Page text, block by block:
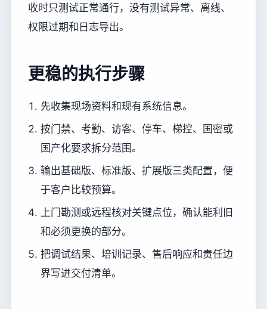
收时只测试正常通行，没有测试异常、离线、
权限过期和日志导出。
更稳的执行步骤
先收集现场资料和现有系统信息。
按门禁、考勤、访客、停车、梯控、国密或
国产化要求拆分范围。
输出基础版、标准版、扩展版三类配置，便
于客户比较预算。
上门勘测或远程核对关键点位，确认能利旧
和必须更换的部分。
把调试结果、培训记录、售后响应和责任边
界写进交付清单。